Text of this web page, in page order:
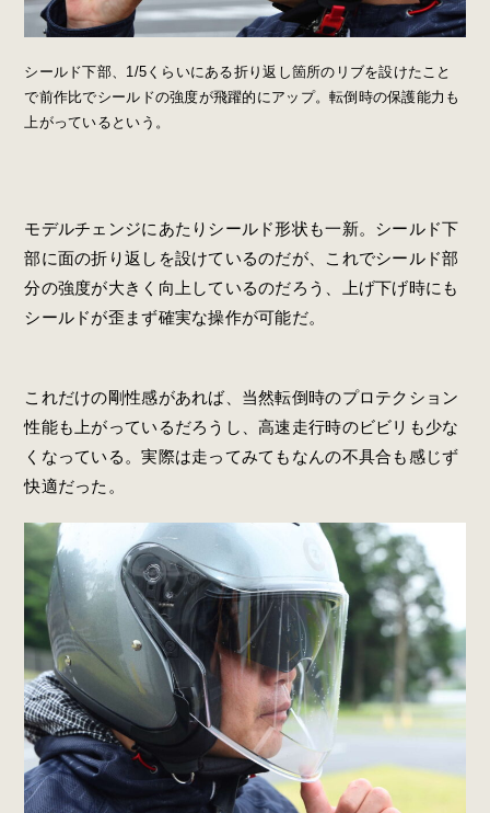
シールド下部、1/5くらいにある折り返し箇所のリブを設けたこと
で前作比でシールドの強度が飛躍的にアップ。転倒時の保護能力も
上がっているという。
モデルチェンジにあたりシールド形状も一新。シールド下
部に面の折り返しを設けているのだが、これでシールド部
分の強度が大きく向上しているのだろう、上げ下げ時にも
シールドが歪まず確実な操作が可能だ。
これだけの剛性感があれば、当然転倒時のプロテクション
性能も上がっているだろうし、高速走行時のビビリも少な
くなっている。実際は走ってみてもなんの不具合も感じず
快適だった。